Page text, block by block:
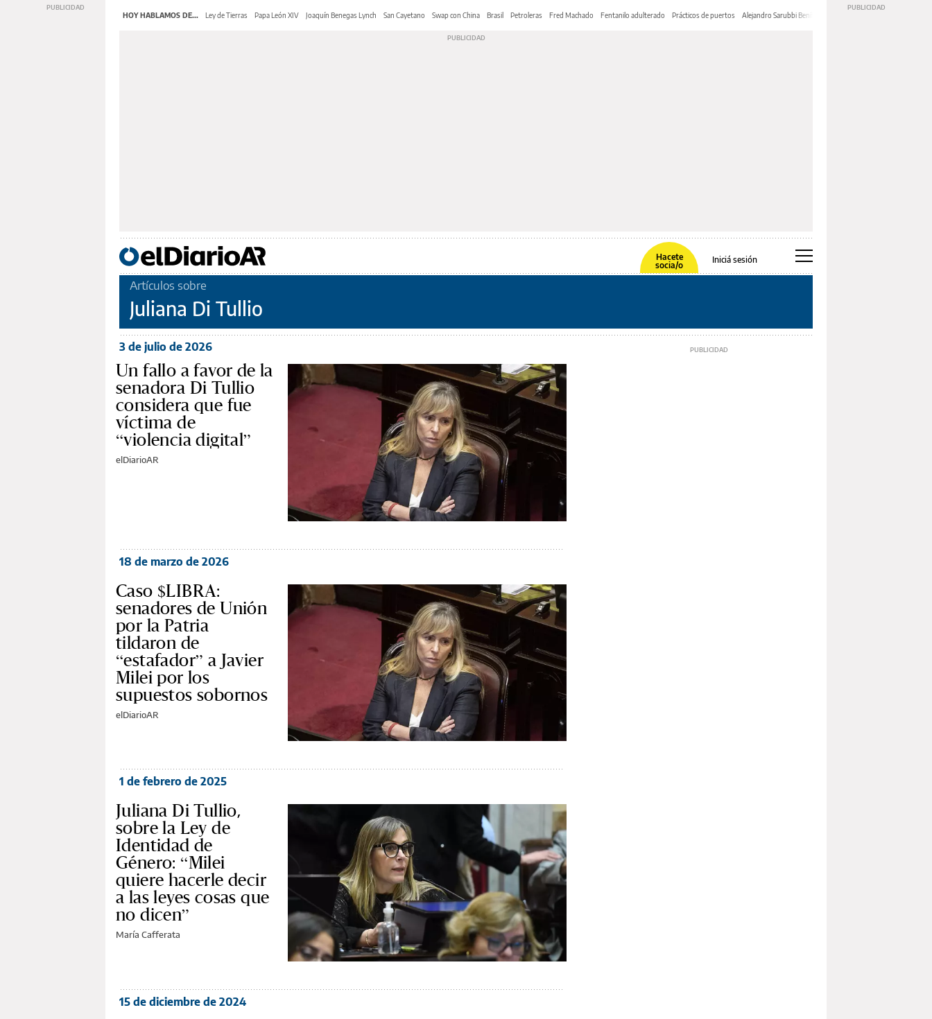
HOY HABLAMOS DE... Ley de Tierras Papa León XIV Joaquín Benegas Lynch San Cayetano Swap con China Brasil Petroleras Fred Machado Fentanilo adulterado Prácticos de puertos Alejandro Sarubbi Benítez
Hacete
socia/o
Iniciá sesión
Artículos sobre
Juliana Di Tullio
3 de julio de 2026
Un fallo a favor de la
senadora Di Tullio
considera que fue
víctima de
“violencia digital”
elDiarioAR
18 de marzo de 2026
Caso $LIBRA:
senadores de Unión
por la Patria
tildaron de
“estafador” a Javier
Milei por los
supuestos sobornos
elDiarioAR
1 de febrero de 2025
Juliana Di Tullio,
sobre la Ley de
Identidad de
Género: “Milei
quiere hacerle decir
a las leyes cosas que
no dicen”
María Cafferata
15 de diciembre de 2024